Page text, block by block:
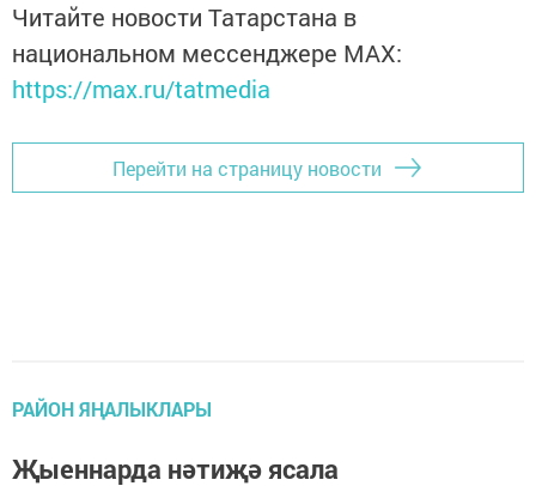
Читайте новости Татарстана в
национальном мессенджере MАХ:
https://max.ru/tatmedia
Перейти на страницу новости
РАЙОН ЯҢАЛЫКЛАРЫ
Җыеннарда нәтиҗә ясала